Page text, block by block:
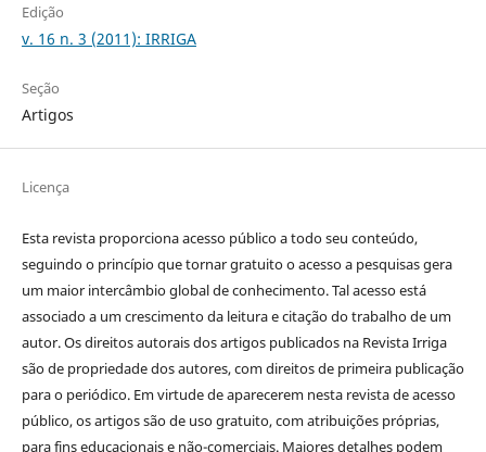
Edição
v. 16 n. 3 (2011): IRRIGA
Seção
Artigos
Licença
Esta revista proporciona acesso público a todo seu conteúdo,
seguindo o princípio que tornar gratuito o acesso a pesquisas gera
um maior intercâmbio global de conhecimento. Tal acesso está
associado a um crescimento da leitura e citação do trabalho de um
autor. Os direitos autorais dos artigos publicados na Revista Irriga
são de propriedade dos autores, com direitos de primeira publicação
para o periódico. Em virtude de aparecerem nesta revista de acesso
público, os artigos são de uso gratuito, com atribuições próprias,
para fins educacionais e não-comerciais. Maiores detalhes podem